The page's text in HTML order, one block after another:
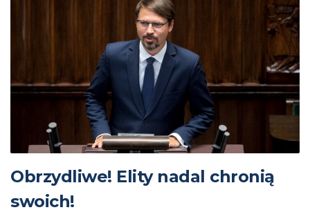
Obrzydliwe! Elity nadal chronią
swoich!